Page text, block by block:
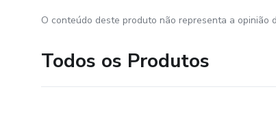
O conteúdo deste produto não representa a opinião
Todos os Produtos